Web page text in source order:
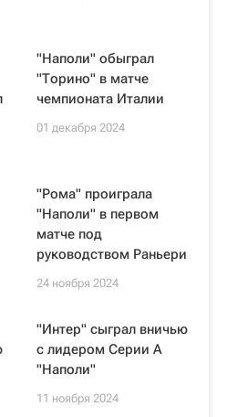
"Наполи" обыграл
"Торино" в матче
чемпионата Италии
01 декабря 2024
"Рома" проиграла
"Наполи" в первом
матче под
руководством Раньери
24 ноября 2024
"Интер" сыграл вничью
с лидером Серии А
"Наполи"
11 ноября 2024